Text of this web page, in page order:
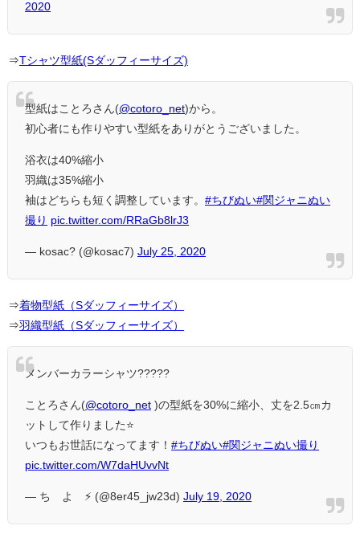
2020
⇒Tシャツ型紙(Sダッフィーサイズ)
型紙はことろさん(@cotoro_net)から。
初心者にも作りやすい型紙をありがとうございました。
浴衣は40%縮小
羽織は35%縮小
袖はどちらも短く調整しています。 #ちびぬい#関ジャニぬい
撮り pic.twitter.com/RRaGb8lrJ3
— kosac? (@kosac7) July 25, 2020
⇒着物型紙（Sダッフィーサイズ）
⇒羽織型紙（Sダッフィーサイズ）
メンバーカラーシャツ?????
ことろさん(@cotoro_net )の型紙を30%に縮小、丈を2.5㎝カ
ットして作りました⭐️
いつもお世話になってます！ #ちびぬい#関ジャニぬい撮り
pic.twitter.com/W7daHUvvNt
— ち よ ⚡️ (@8er45_jw23d) July 19, 2020